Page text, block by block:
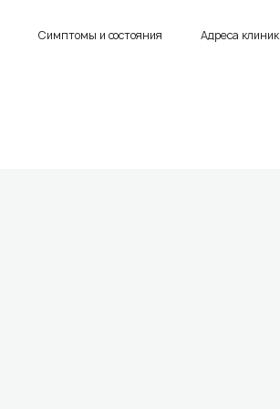
Симптомы и состояния Адреса клиник